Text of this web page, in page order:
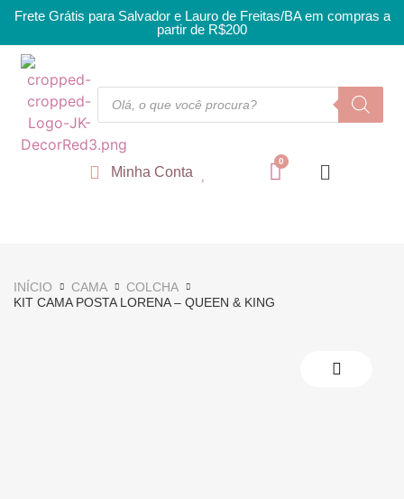
Frete Grátis para Salvador e Lauro de Freitas/BA em compras a
partir de R$200
Minha Conta
INÍCIO CAMA
COLCHA
KIT CAMA POSTA LORENA – QUEEN & KING